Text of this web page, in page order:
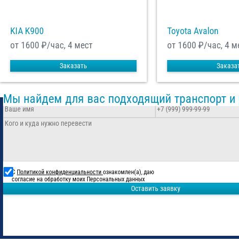
KIA K900
от 1600 ₽/час, 4 мест
Заказать
Toyota Avalon
от 1600 ₽/час, 4
Мы найдем для вас подходящий транспорт и
С Политикой конфиденциальности ознакомлен(а), даю
согласие на обработку моих Персональных данных
Оставить заявку